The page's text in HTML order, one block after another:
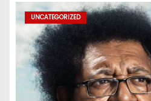
UNCATEGORIZED